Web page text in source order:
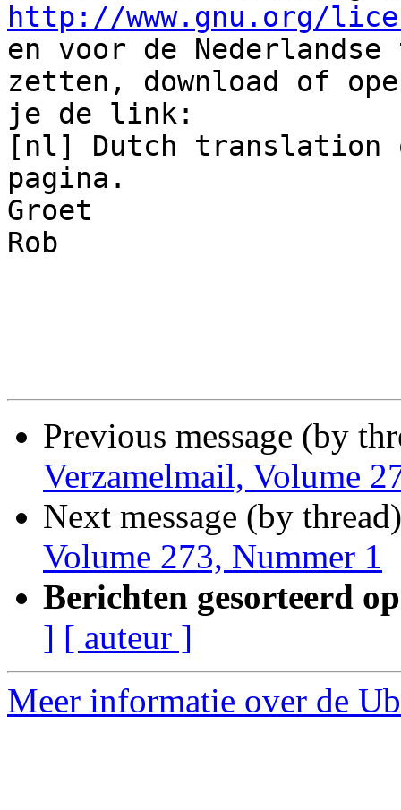
http://www.gnu.org/
en voor de
zetten, download of
je de link:
[nl] Dutch translation
pagina.
Groet
Rob
Previous message (by
Verzamelmail, Volume
Next message (by
Volume 273, Nummer 1
Berichten gesorteerd
] [ auteur ]
Meer informatie over de